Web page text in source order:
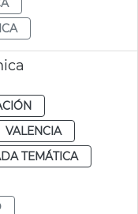
VALENCIA
TEMÁTICA